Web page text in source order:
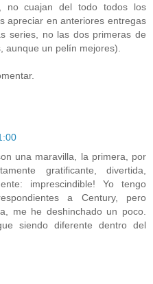
no cuajan del todo todos los
apreciar en anteriores entregas
series, no las dos primeras de
aunque un pelín mejores).
una maravilla, la primera, por
gratificante, divertida,
imprescindible! Yo tengo
a Century, pero
me he deshinchado un poco.
siendo diferente dentro del